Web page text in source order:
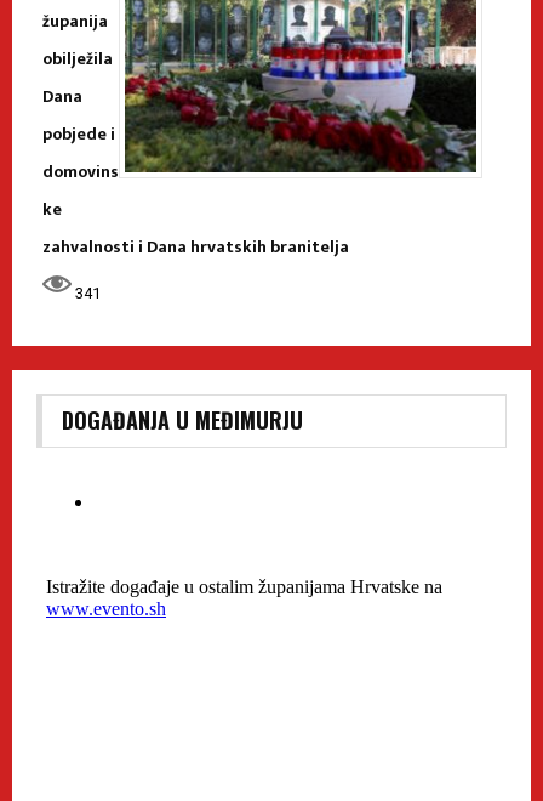
županija
obilježila
Dana
pobjede i
domovins
ke
zahvalnosti i Dana hrvatskih branitelja
341
DOGAĐANJA U MEĐIMURJU